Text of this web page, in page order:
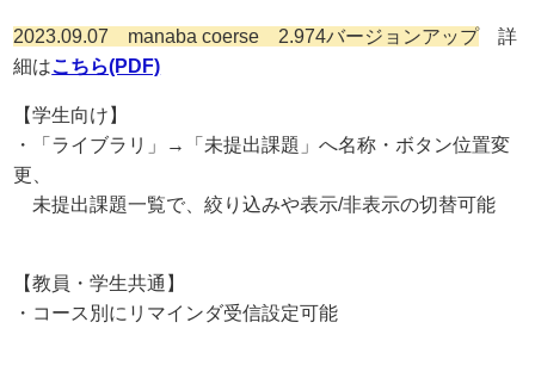
2023.09.07 manaba coerse 2.974バージョンアップ詳
細はこちら(PDF)
【学生向け】
・「ライブラリ」→「未提出課題」へ名称・ボタン位置変
更、
未提出課題一覧で、絞り込みや表示/非表示の切替可能
【教員・学生共通】
・コース別にリマインダ受信設定可能